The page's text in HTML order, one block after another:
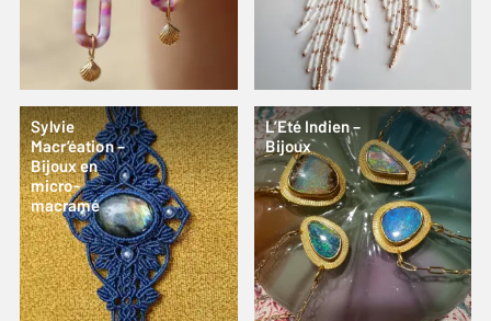
Sylvie
Macr’éation –
Bijoux en
micro-
macramé
L’Eté Indien –
Bijoux